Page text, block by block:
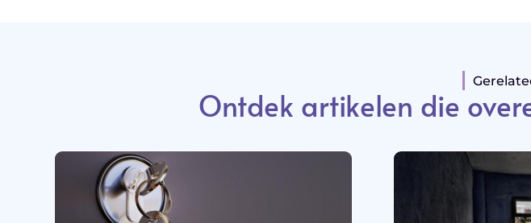
Ontdek artikelen die